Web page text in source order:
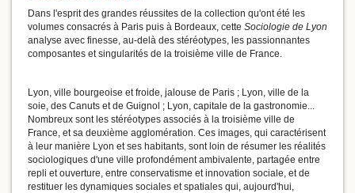
Dans l'esprit des grandes réussites de la collection qu'ont été les
volumes consacrés à Paris puis à Bordeaux, cette Sociologie de Lyon
analyse avec finesse, au-delà des stéréotypes, les passionnantes
composantes et singularités de la troisième ville de France.
Lyon, ville bourgeoise et froide, jalouse de Paris ; Lyon, ville de la
soie, des Canuts et de Guignol ; Lyon, capitale de la gastronomie...
Nombreux sont les stéréotypes associés à la troisième ville de
France, et sa deuxième agglomération. Ces images, qui caractérisent
à leur manière Lyon et ses habitants, sont loin de résumer les réalités
sociologiques d'une ville profondément ambivalente, partagée entre
repli et ouverture, entre conservatisme et innovation sociale, et de
restituer les dynamiques sociales et spatiales qui, aujourd'hui,